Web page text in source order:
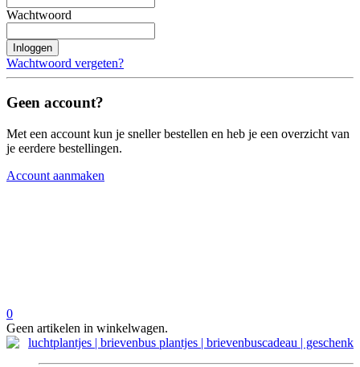
Wachtwoord
Inloggen
Wachtwoord vergeten?
Geen account?
Met een account kun je sneller bestellen en heb je een overzicht van
je eerdere bestellingen.
Account aanmaken
0
Geen artikelen in winkelwagen.